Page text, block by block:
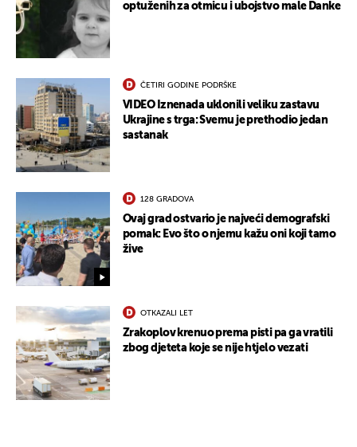
optuženih za otmicu i ubojstvo male Danke
ČETIRI GODINE PODRŠKE
VIDEO Iznenada uklonili veliku zastavu
Ukrajine s trga: Svemu je prethodio jedan
sastanak
128 GRADOVA
Ovaj grad ostvario je najveći demografski
pomak: Evo što o njemu kažu oni koji tamo
žive
OTKAZALI LET
Zrakoplov krenuo prema pisti pa ga vratili
zbog djeteta koje se nije htjelo vezati